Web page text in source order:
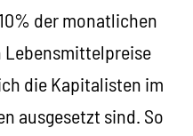
der monatlichen
Lebensmittelpreise
die Kapitalisten im
ausgesetzt sind. So